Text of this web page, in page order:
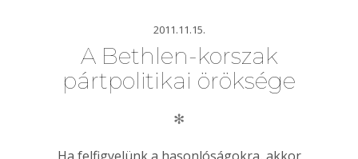
2011.11.15.
A Bethlen-korszak
pártpolitikai öröksége
✻